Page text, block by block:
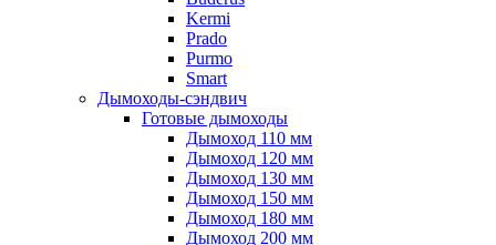
Kermi
Prado
Purmo
Smart
Дымоходы-сэндвич
Готовые дымоходы
Дымоход 110 мм
Дымоход 120 мм
Дымоход 130 мм
Дымоход 150 мм
Дымоход 180 мм
Дымоход 200 мм